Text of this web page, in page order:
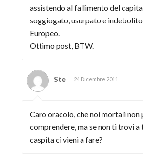
assistendo al fallimento del
soggiogato, usurpato e
Europeo.
Ottimo post, BTW.
Ste 24 Dicembre 2011
Caro oracolo, che noi mortali non
comprendere, ma se non ti trovi a
caspita ci vieni a fare?